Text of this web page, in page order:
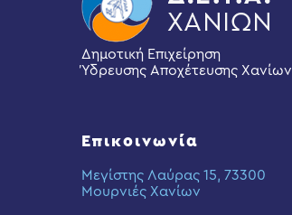
Δημοτική Επιχείρηση
Ύδρευσης Αποχέτευσης Χανίων
Επικοινωνία
Μεγίστης Λαύρας 15, 73300
Μουρνιές Χανίων